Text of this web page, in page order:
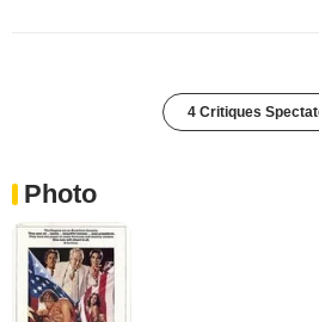
4 Critiques
Photo